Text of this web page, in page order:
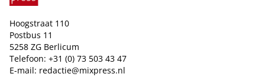
Hoogstraat 110
Postbus 11
5258 ZG Berlicum
Telefoon: +31 (0) 73 503 43 47
E-mail: redactie@mixpress.nl